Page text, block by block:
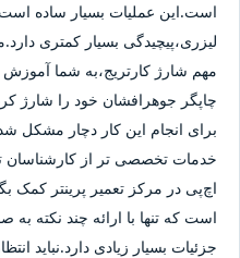
است.این عملیات بسیار ساده است
لیزری،پیچیدگی بسیار کمتری
مهم شارژ کارتریج،به شما
چاپگر جوهرافشان خود را شارژ
برای انجام این کار دچار مشکل
خدمات تخصصی تر از کارشناسان
اچ‌پی در مرکز تعمیر پرینتر کمک
است که تنها با ارائه چند نکته
جزئیات بسیار زیادی دارد.نباید